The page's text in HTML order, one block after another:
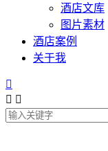
酒店文库
图片素材
酒店案例
关于我

 